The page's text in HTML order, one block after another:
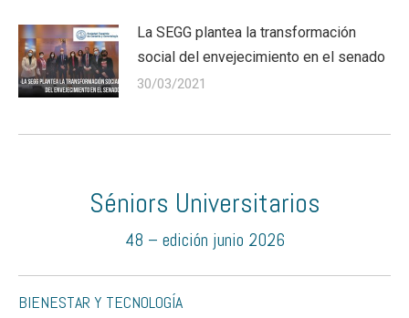
La SEGG plantea la transformación
social del envejecimiento en el senado
30/03/2021
Séniors Universitarios
48 – edición junio 2026
BIENESTAR Y TECNOLOGÍA